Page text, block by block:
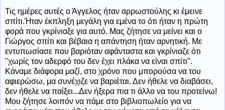
Τις ημέρες αυτές ο Άγγελος ήταν αρρωστούλης κι έμεινε
σπίτι.Ήταν έκπληξη μεγάλη για εμένα το ότι ήταν η πρώτη
φορά που γκρίνιαξε για αυτό. Μας ζήτησε να μείνει και ο
Γιώργος σπίτι και βέβαια η απάντηση ήταν αρνητική. Με
εντυπωσίασε που βαριόταν αφάνταστα και γκρίνιαζε ότι
"χωρίς τον αδερφό του δεν έχει πλάκα να είναι σπίτι".
Κάναμε διάφορα μαζί, στο χρόνο που μπορούσα να του
αφιερώσω, μα συνέχιζε να βαριέται. Δεν ήθελε να διαβάσει,
δεν ήθελε να παίξει...Δεν ήξερα πια τι άλλο να του προτείνω!
Μου ζήτησε λοιπόν να πάμε στο βιβλιοπωλείο για να